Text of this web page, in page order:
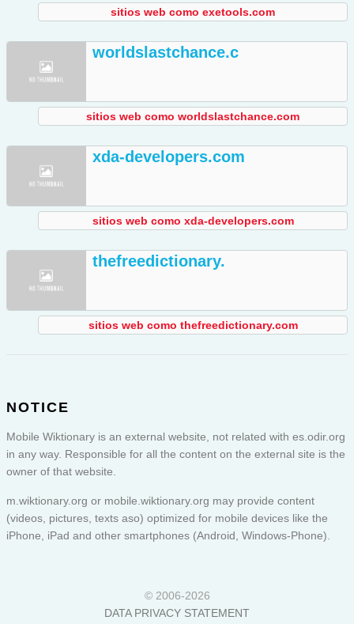
sitios web como exetools.com
worldslastchance.c
sitios web como worldslastchance.com
xda-developers.com
sitios web como xda-developers.com
thefreedictionary.
sitios web como thefreedictionary.com
NOTICE
Mobile Wiktionary is an external website, not related with es.odir.org
in any way. Responsible for all the content on the external site is the
owner of that website.
m.wiktionary.org or mobile.wiktionary.org may provide content
(videos, pictures, texts aso) optimized for mobile devices like the
iPhone, iPad and other smartphones (Android, Windows-Phone).
© 2006-2026
DATA PRIVACY STATEMENT